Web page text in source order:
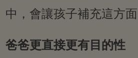
中，會讓孩子補充這方面
爸爸更直接更有目的性